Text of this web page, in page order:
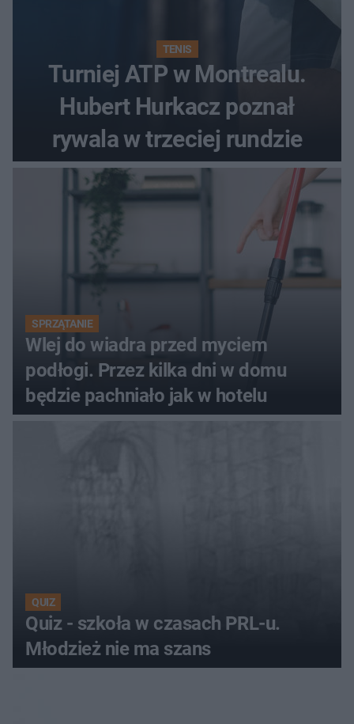
TENIS
Turniej ATP w Montrealu.
Hubert Hurkacz poznał
rywala w trzeciej rundzie
SPRZĄTANIE
Wlej do wiadra przed myciem
podłogi. Przez kilka dni w domu
będzie pachniało jak w hotelu
QUIZ
Quiz - szkoła w czasach PRL-u.
Młodzież nie ma szans